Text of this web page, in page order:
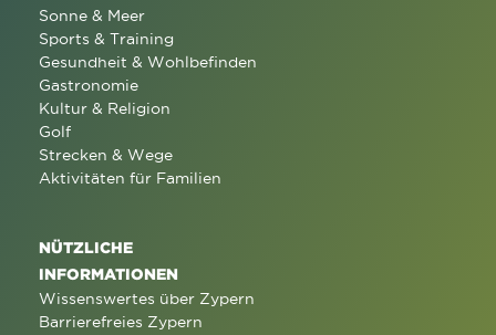
Sonne & Meer
Sports & Training
Gesundheit & Wohlbefinden
Gastronomie
Kultur & Religion
Golf
Strecken & Wege
Aktivitäten für Familien
NÜTZLICHE
INFORMATIONEN
Wissenswertes über Zypern
Barrierefreies Zypern